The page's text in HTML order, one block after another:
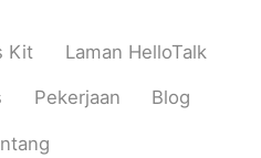
気持ちだけですから。
Kit Laman HelloTalk
Pekerjaan Blog